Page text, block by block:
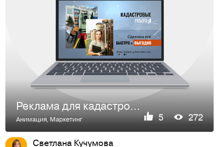
Реклама для кадастровых услуг
Анимация,Маркетинг 5 272
Светлана Кучумова